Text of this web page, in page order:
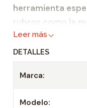
herramienta
rubros como la
desempeñan en
industrial e
a su fabricación,
de calidad, esta
Leer más
DETALLES
Marca:
Modelo: